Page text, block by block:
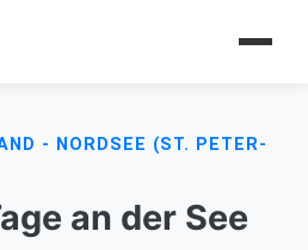
- NORDSEE (ST. PETER-
an der See